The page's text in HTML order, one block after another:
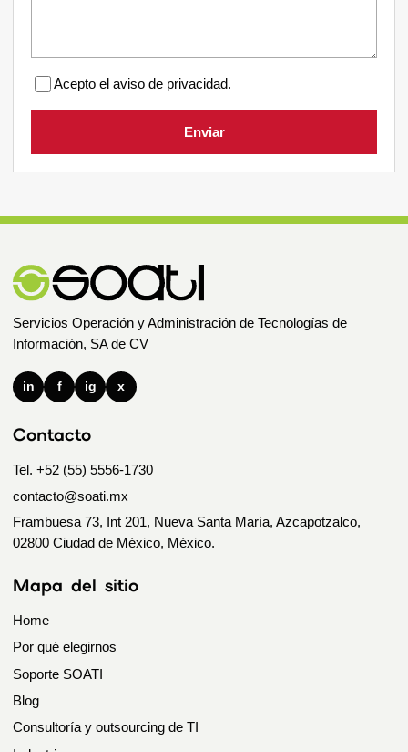
Acepto el aviso de privacidad.
Enviar
Servicios Operación y Administración de Tecnologías de
Información, SA de CV
in f ig x
Contacto
Tel. +52 (55) 5556-1730
contacto@soati.mx
Frambuesa 73, Int 201, Nueva Santa María, Azcapotzalco,
02800 Ciudad de México, México.
Mapa del sitio
Home
Por qué elegirnos
Soporte SOATI
Blog
Consultoría y outsourcing de TI